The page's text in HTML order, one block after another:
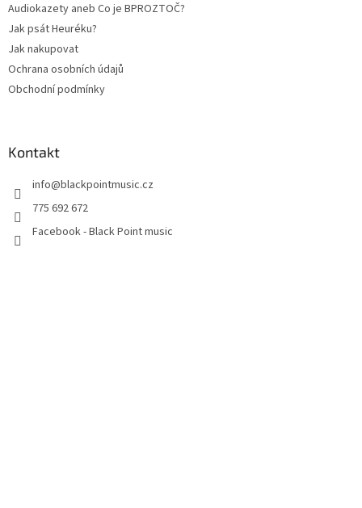
Audiokazety aneb Co je BPROZTOČ?
Jak psát Heuréku?
Jak nakupovat
Ochrana osobních údajů
Obchodní podmínky
Kontakt
info@blackpointmusic.cz
775 692 672
Facebook - Black Point music